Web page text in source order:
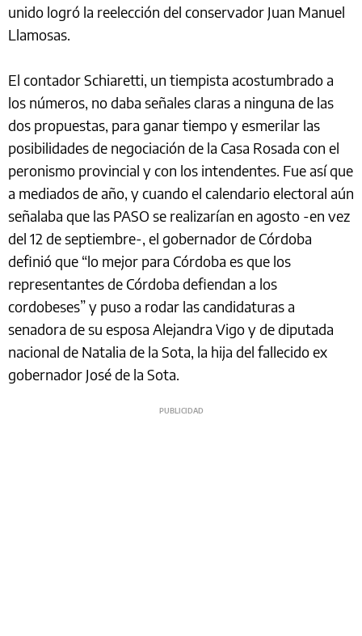
unido logró la reelección del conservador Juan Manuel
Llamosas.
El contador Schiaretti, un tiempista acostumbrado a
los números, no daba señales claras a ninguna de las
dos propuestas, para ganar tiempo y esmerilar las
posibilidades de negociación de la Casa Rosada con el
peronismo provincial y con los intendentes. Fue así que
a mediados de año, y cuando el calendario electoral aún
señalaba que las PASO se realizarían en agosto -en vez
del 12 de septiembre-, el gobernador de Córdoba
definió que “lo mejor para Córdoba es que los
representantes de Córdoba defiendan a los
cordobeses” y puso a rodar las candidaturas a
senadora de su esposa Alejandra Vigo y de diputada
nacional de Natalia de la Sota, la hija del fallecido ex
gobernador José de la Sota.